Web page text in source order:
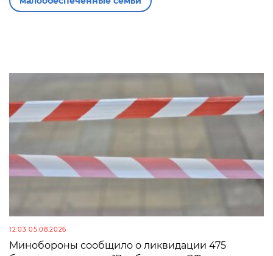
12:03 05.08.2026
Минобороны сообщило о ликвидации 475